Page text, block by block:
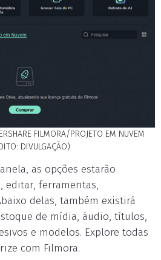
FILMORA/PROJETO EM NUVEM
DIVULGAÇÃO)
as opções estarão
editar, ferramentas,
delas, também existirá
de mídia, áudio, títulos,
e modelos. Explore todas
com Filmora.